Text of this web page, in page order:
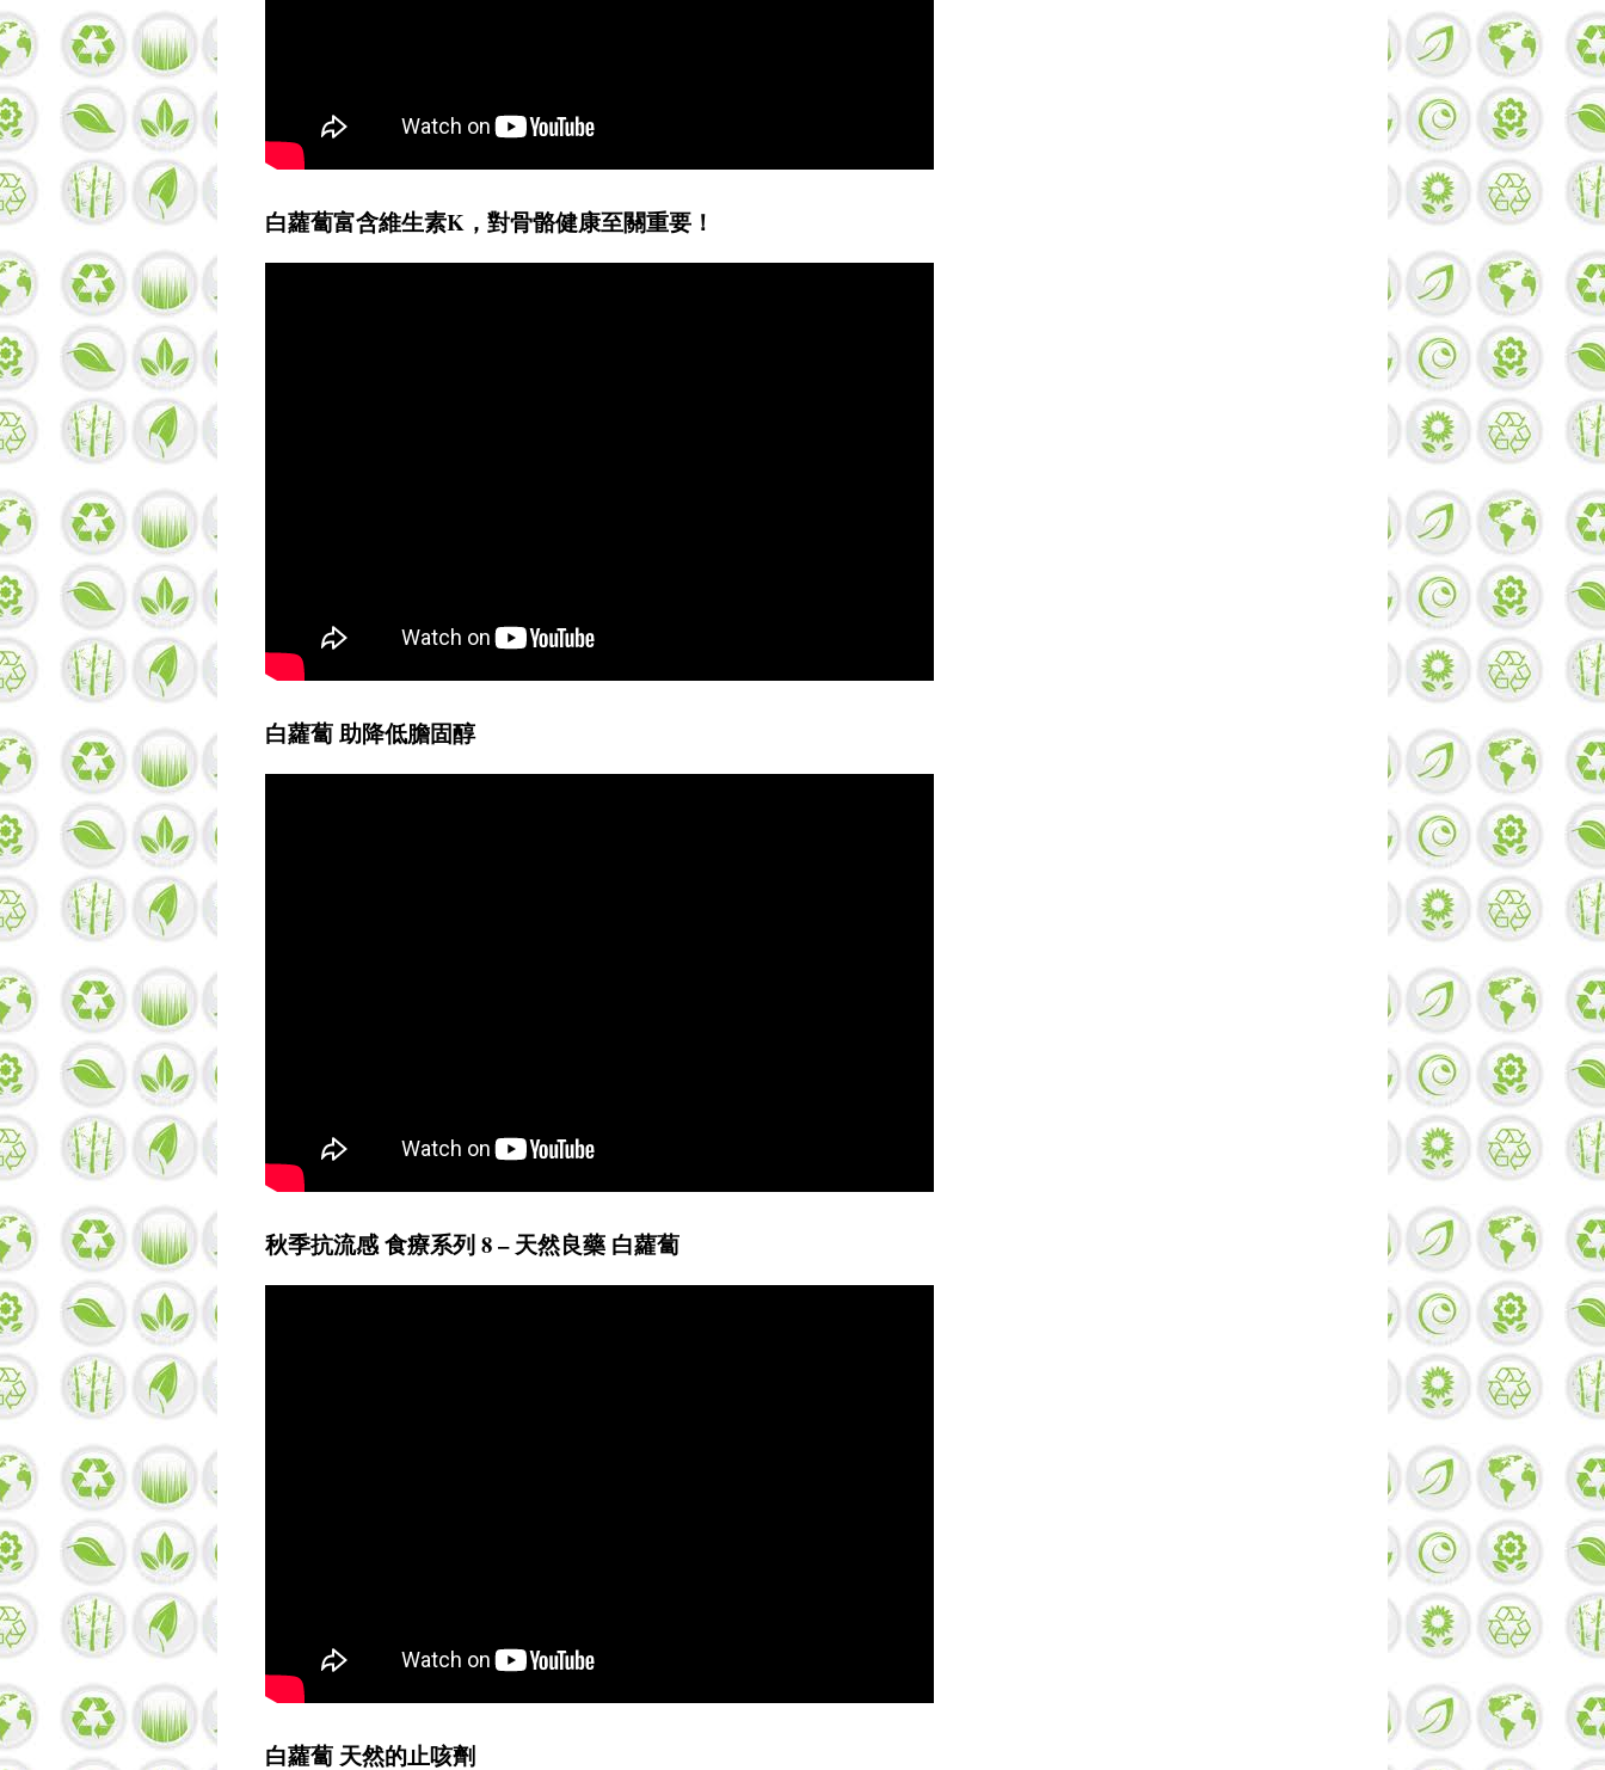
白蘿蔔富含維生素K，對骨骼健康至關重要！
白蘿蔔 助降低膽固醇
秋季抗流感 食療系列 8 – 天然良藥 白蘿蔔
白蘿蔔 天然的止咳劑